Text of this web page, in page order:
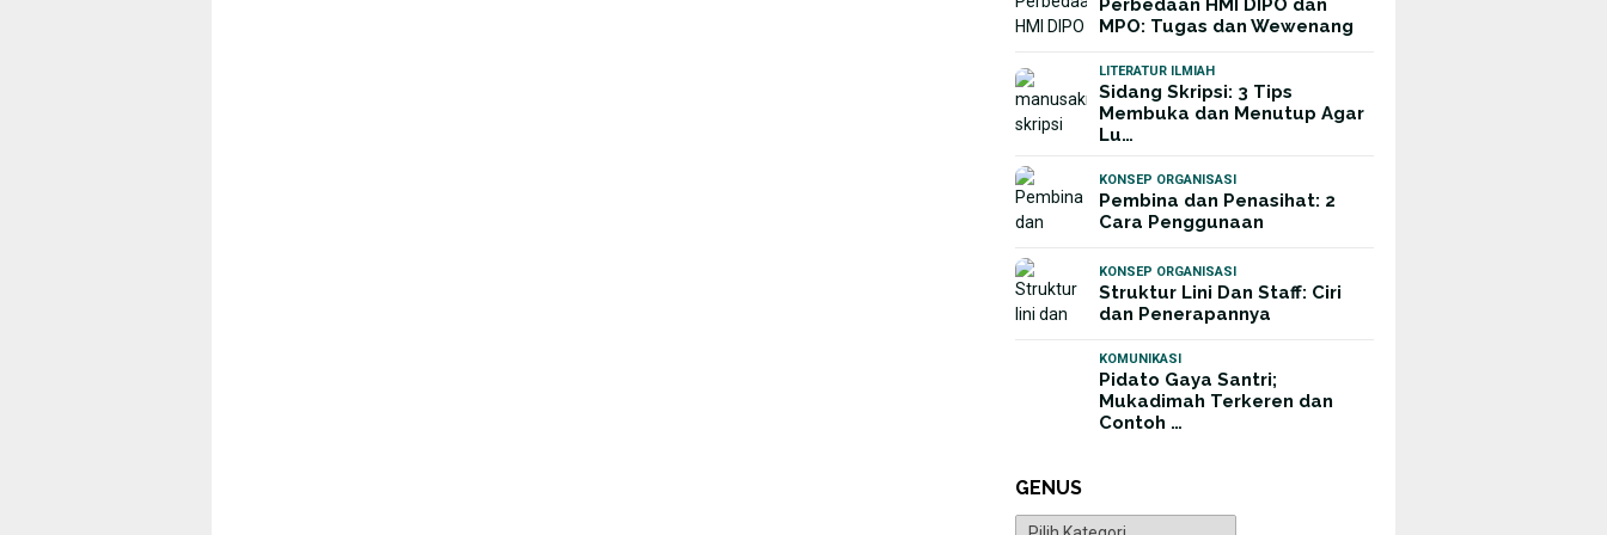
Perbedaan HMI DIPO dan
MPO: Tugas dan Wewenang
LITERATUR ILMIAH
Sidang Skripsi: 3 Tips
Membuka dan Menutup Agar
Lu…
KONSEP ORGANISASI
Pembina dan Penasihat: 2
Cara Penggunaan
KONSEP ORGANISASI
Struktur Lini Dan Staff: Ciri
dan Penerapannya
KOMUNIKASI
Pidato Gaya Santri;
Mukadimah Terkeren dan
Contoh …
GENUS
Genus